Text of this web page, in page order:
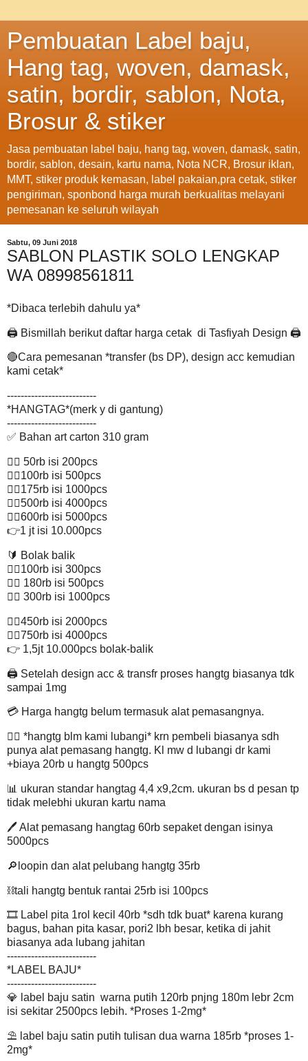
Pembuatan Label baju,
Hang tag, woven, damask,
satin, bordir, sablon, Nota,
Brosur & stiker
Jasa pembuatan label baju, hang tag, woven, damask, satin,
bordir, sablon, desain, kartu nama, Nota NCR, Brosur iklan,
MMT, stiker produk kemasan, label pakaian,pra cetak, stiker
pengiriman, sponbond harga murah berkualitas melayani
pemesanan ke seluruh wilayah
Sabtu, 09 Juni 2018
SABLON PLASTIK SOLO LENGKAP
WA 08998561811
*Dibaca terlebih dahulu ya*
🖨 Bismillah berikut daftar harga cetak di Tasfiyah Design 🖨
🔴Cara pemesanan *transfer (bs DP), design acc kemudian
kami cetak*
--------------------------
*HANGTAG*(merk y di gantung)
--------------------------
✅ Bahan art carton 310 gram
👉🏽 50rb isi 200pcs
👉🏽100rb isi 500pcs
👉🏽175rb isi 1000pcs
👉🏽500rb isi 4000pcs
👉🏽600rb isi 5000pcs
👉1 jt isi 10.000pcs
🔰 Bolak balik
👉🏽100rb isi 300pcs
👉🏽 180rb isi 500pcs
👉🏽 300rb isi 1000pcs
👉🏽450rb isi 2000pcs
👉🏽750rb isi 4000pcs
👉 1,5jt 10.000pcs bolak-balik
🖨 Setelah design acc & transfr proses hangtg biasanya tdk
sampai 1mg
💳 Harga hangtg belum termasuk alat pemasangnya.
👉🏽 *hangtg blm kami lubangi* krn pembeli biasanya sdh
punya alat pemasang hangtg. Kl mw d lubangi dr kami
+biaya 20rb u hangtg 500pcs
📊 ukuran standar hangtag 4,4 x9,2cm. ukuran bs d pesan tp
tidak melebhi ukuran kartu nama
🖊 Alat pemasang hangtag 60rb sepaket dengan isinya
5000pcs
🔎loopin dan alat pelubang hangtg 35rb
⛓tali hangtg bentuk rantai 25rb isi 100pcs
🎞 Label pita 1rol kecil 40rb *sdh tdk buat* karena kurang
bagus, bahan pita kasar, pori2 lbh besar, ketika di jahit
biasanya ada lubang jahitan
--------------------------
*LABEL BAJU*
--------------------------
💎 label baju satin warna putih 120rb pnjng 180m lebr 2cm
isi sekitar 2500pcs lebih. *Proses 1-2mg*
⛱ label baju satin putih tulisan dua warna 185rb *proses 1-
2mg*